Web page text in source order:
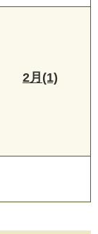
2月(1)